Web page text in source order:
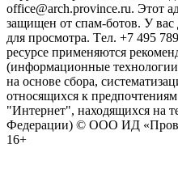
office@arch.province.ru. Этот
защищен от спам-ботов. У
для просмотра. Tел. +7 495
ресурсе применяются
(информационные
на основе сбора,
относящихся к предпочтениям
"Интернет", находящихся на
Федерации) © ООО ИД
16+